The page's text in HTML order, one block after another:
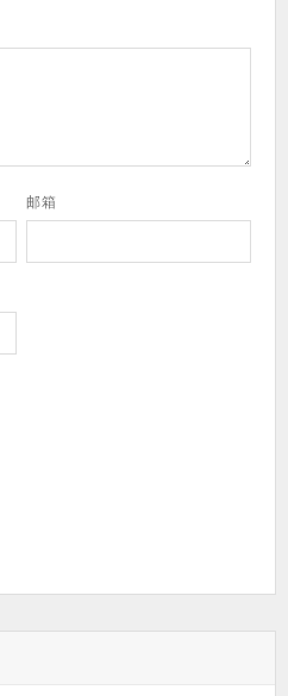
邮箱